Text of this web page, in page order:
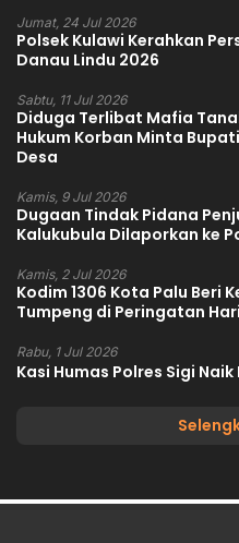
Jumat, 24 Jul 2026
Polsek Kulawi Kerahkan
Danau Lindu 2026
Sabtu, 11 Jul 2026
Diduga Terlibat Mafia
Hukum Korban Minta
Desa
Kamis, 9 Jul 2026
Dugaan Tindak Pidana
Kalukubula Dilaporkan ke
Kamis, 2 Jul 2026
Kodim 1306 Kota Palu Beri
Tumpeng di Peringatan
Rabu, 1 Jul 2026
Kasi Humas Polres Sigi Naik